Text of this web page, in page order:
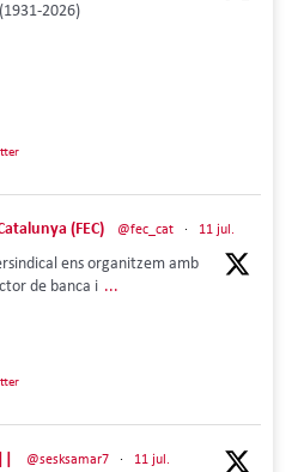
2026)
(FEC) @fec_cat · 11 jul.
ens organitzem amb
de banca i ...
@sesksamar7 · 11 jul.